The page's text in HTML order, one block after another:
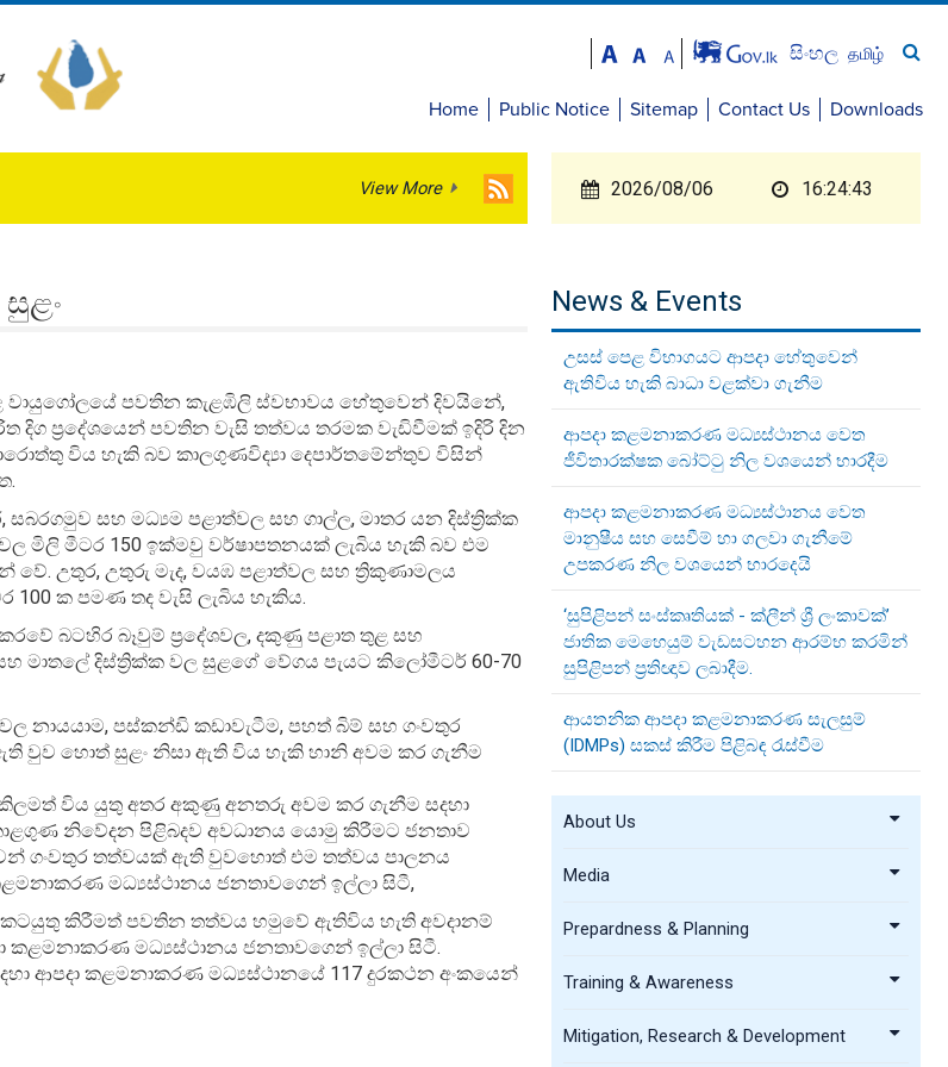
සිංහල தமிழ்
Home Public Notice Sitemap Contact Us Downloads
View More 2026/08/06 16:24:43
වායුගෝලයේ පවතින කැළඹිලි ස්වභාවය හේතුවෙන් දිවයිනේ,
දිග ප්‍රදේශයෙන් පවතින වැසි තත්වය තරමක වැඩිවීමක් ඉදිරි දින
විය හැකි බව කාලගුණවිද්‍යා දෙපාර්තමේන්තුව විසින්
සබරගමුව සහ මධ්‍යම පළාත්වල සහ ගාල්ල, මාතර යන දිස්ත්‍රික්ක
මිලි මීටර 150 ඉක්මවු වර්ෂාපතනයක් ලැබිය හැකි බව එම
වේ. උතුර, උතුරු මැද, වයඹ පළාත්වල සහ ත්‍රිකුණාමලය
100 ක පමණ තද වැසි ලැබිය හැකිය.
බටහිර බෑවුම් ප්‍රදේශවල, දකුණු පළාත තුළ සහ
දිස්ත්‍රික්ක වල සුළගේ වේගය පැයට කිලෝමීටර් 60-70
නායයාම, පස්කන්ඩි කඩාවැටීම, පහත් බිම් සහ ගංවතුර
වුව හොත් සුළං නිසා ඇති විය හැකි හානි අවම කර ගැනීම
විය යුතු අතර අකුණු අනතරු අවම කර ගැනීම සදහා
නිවේදන පිළිබදව අවධානය යොමු කිරීමට ජනතාව
ගංවතුර තත්වයක් ඇති වුවහොත් එම තත්වය පාලනය
මධ්‍යස්ථානය ජනතාවගෙන් ඉල්ලා සිටී,
කටයුතු කිරීමත් පවතින තත්වය හමුවේ ඇතිවිය හැති අවදානම්
මධ්‍යස්ථානය ජනතාවගෙන් ඉල්ලා සිටී.
ආපදා කළමනාකරණ මධ්‍යස්ථානයේ 117 දුරකථන අංකයෙන්
News & Events
උසස් පෙළ විභාගයට ආපදා හේතුවෙන්
ඇතිවිය හැකි බාධා වළක්වා ගැනීම
ආපදා කළමනාකරණ මධ්‍යස්ථානය වෙත
ජීවිතාරක්ෂක බෝට්ටු නිල වශයෙන් භාරදීම
ආපදා කළමනාකරණ මධ්‍යස්ථානය වෙත
මානුෂීය සහ සෙවීම් හා ගලවා ගැනීමේ
උපකරණ නිල වශයෙන් භාරදෙයි
‘සුපිළිපන් සංස්කෘතියක් - ක්ලීන් ශ්‍රී ලංකාවක්’
ජාතික මෙහෙයුම් වැඩසටහන ආරම්භ කරමින්
සුපිළිපන් ප්‍රතිඥාව ලබාදීම.
ආයතනික ආපදා කළමනාකරණ සැලසුම්
(IDMPs) සකස් කිරීම පිළිබඳ රැස්වීම
About Us
Media
Prepardness & Planning
Training & Awareness
Mitigation, Research & Development